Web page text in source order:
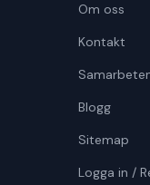
Om oss
Kontakt
Blogg
Sitemap
Logga in /